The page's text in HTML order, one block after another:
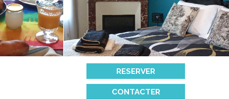
RESERVER
CONTACTER